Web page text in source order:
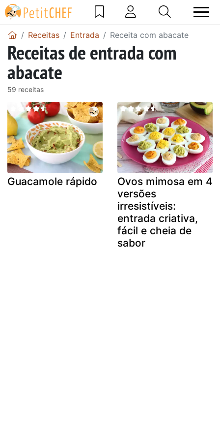
Receitas Entrada Receita com abacate
Receitas de entrada com
abacate
59 receitas
Guacamole rápido
Ovos mimosa em 4
versões
irresistíveis:
entrada criativa,
fácil e cheia de
sabor